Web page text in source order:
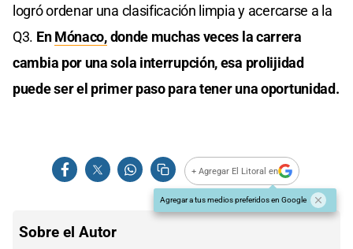
logró ordenar una clasificación limpia y acercarse a la
Q3. EnMónaco,donde muchas veces la carrera
cambia por una sola interrupción, esa prolijidad
puede ser el primer paso para tener una oportunidad.
+ Agregar El Litoral en
Agregar a tus medios preferidos en Google
Sobre el Autor